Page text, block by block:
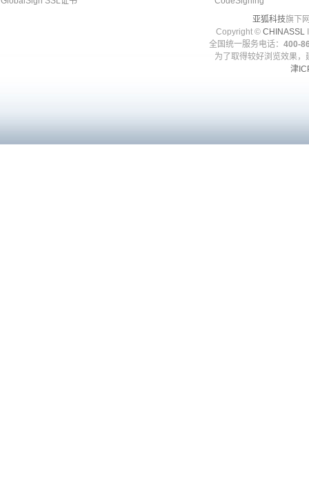
亚狐科技旗下
Copyright © CHINASSL
全国统一服务电话： 400-
为了取得较好浏览效果
津